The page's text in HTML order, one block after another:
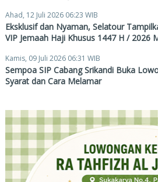
Ahad, 12 Juli 2026 06:23 WIB
Eksklusif dan Nyaman, Selatour
VIP Jemaah Haji Khusus 1447 H / 2026
Kamis, 09 Juli 2026 06:31 WIB
Sempoa SIP Cabang Srikandi Buka
Syarat dan Cara Melamar